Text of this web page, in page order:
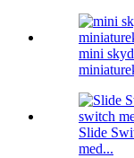
mini
Slide
med...